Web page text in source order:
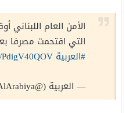
الأمن العام اللبناني
التي اقتحمت مصرفا بعد
#العربية
— العربية (@AlArabiya)